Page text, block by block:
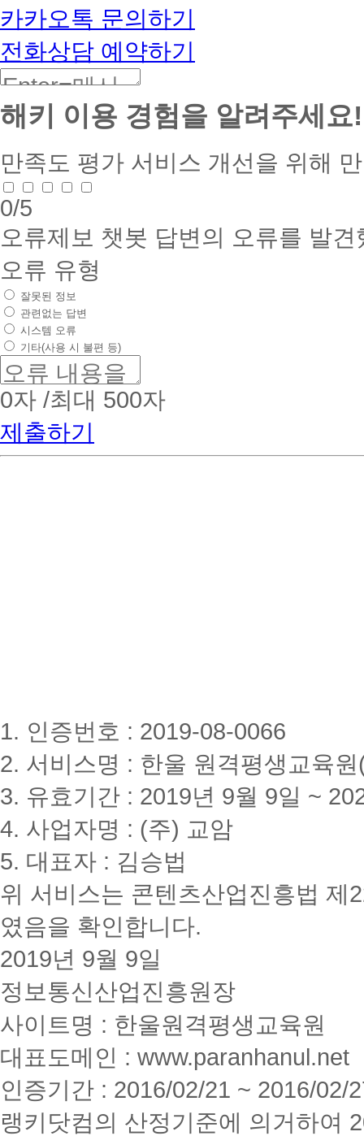
카카오톡 문의하기
전화상담 예약하기
해키 이용 경험을 알려주세요!
만족도 평가 서비스 개선을 위해
0/5
오류제보 챗봇 답변의 오류를 발
오류 유형
잘못된 정보
관련없는 답변
시스템 오류
기타(사용 시 불편 등)
0자 /최대 500자
제출하기
1. 인증번호 : 2019-08-0066
2. 서비스명 : 한울 원격평생교육
3. 유효기간 : 2019년 9월 9일 ~
4. 사업자명 : (주) 교암
5. 대표자 : 김승법
위 서비스는 콘텐츠산업진흥법 제
였음을 확인합니다.
2019년 9월 9일
정보통신산업진흥원장
사이트명 : 한울원격평생교육원
대표도메인 : www.paranhanul.net
인증기간 : 2016/02/21 ~ 2016/02/
랭키닷컴의 산정기준에 의거하여